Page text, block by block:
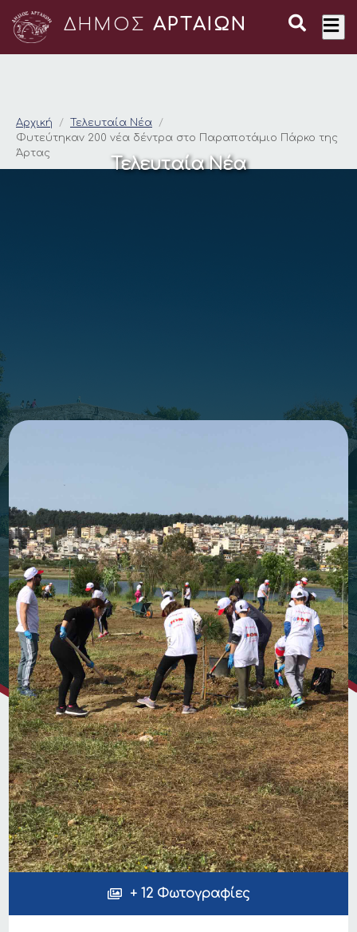
ΔΗΜΟΣ ΑΡΤΑΙΩΝ
Φυτεύτηκαν 200
Αρχική
Τελευταία Νέα
Φυτεύτηκαν 200 νέα δέντρα στο Παραποτάμιο Πάρκο της
Άρτας
Τελευταία Νέα
+ 12 Φωτογραφίες